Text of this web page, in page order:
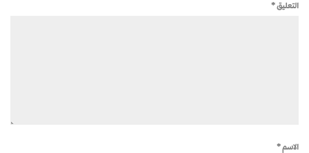
التعليق*
الاسم*